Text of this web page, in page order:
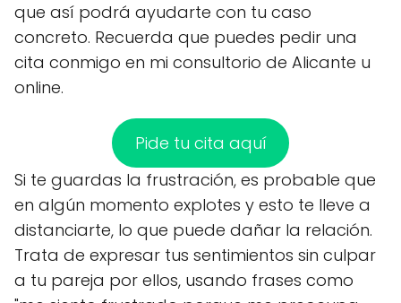
que así podrá ayudarte con tu caso
concreto. Recuerda que puedes pedir una
cita conmigo en mi consultorio de Alicante u
online.
Pide tu cita aquí
Si te guardas la frustración, es probable que
en algún momento explotes y esto te lleve a
distanciarte, lo que puede dañar la relación.
Trata de expresar tus sentimientos sin culpar
a tu pareja por ellos, usando frases como